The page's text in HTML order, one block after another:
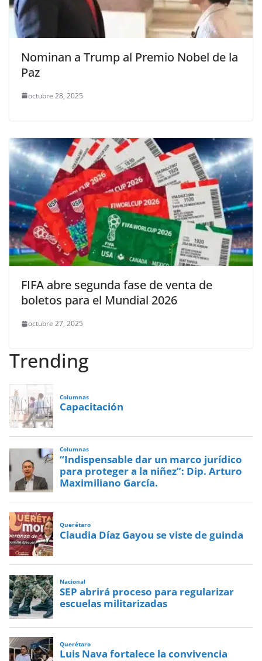
Nominan a Trump al Premio Nobel de la
Paz
octubre 28, 2025
FIFA abre segunda fase de venta de
boletos para el Mundial 2026
octubre 27, 2025
Trending